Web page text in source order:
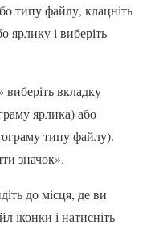
типу файлу, клацніть
і виберіть
виберіть вкладку
ярлика) або
типу файлу).
значок».
до місця, де ви
іконки і натисніть